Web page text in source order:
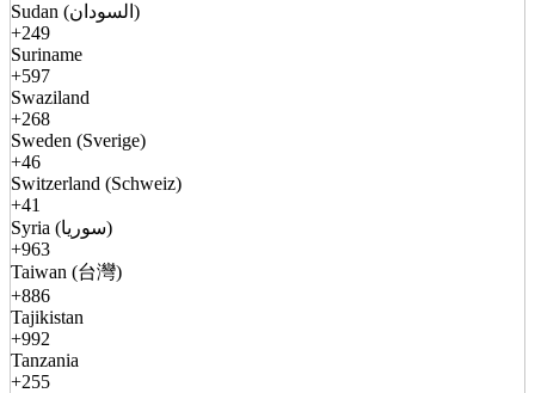
Sudan (السودان)
+249
Suriname
+597
Swaziland
+268
Sweden (Sverige)
+46
Switzerland (Schweiz)
+41
Syria (سوريا)
+963
Taiwan (台灣)
+886
Tajikistan
+992
Tanzania
+255